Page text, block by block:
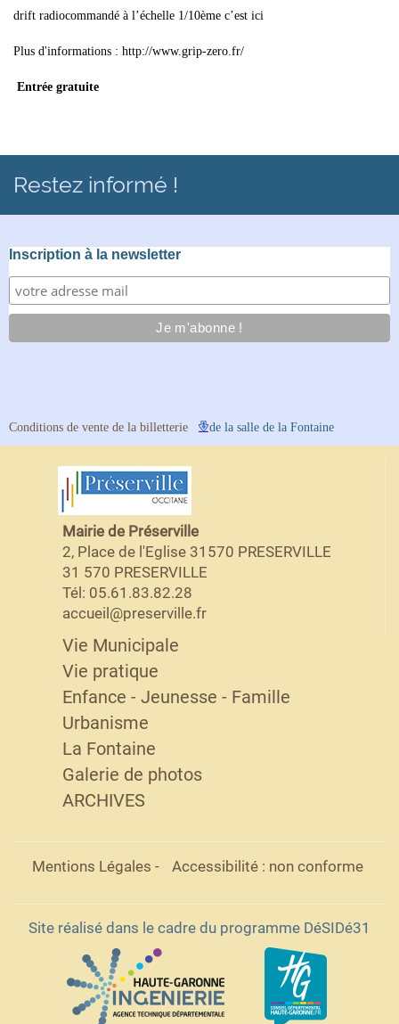
drift radiocommandé à l’échelle 1/10ème c’est ici
Plus d'informations : http://www.grip-zero.fr/
Entrée gratuite
Restez informé !
Inscription à la newsletter
Conditions de vente de la billetterie de la salle de la Fontaine
Mairie de Préserville
2, Place de l'Eglise 31570 PRESERVILLE
31 570 PRESERVILLE
Tél: 05.61.83.82.28
accueil@preserville.fr
Vie Municipale
Vie pratique
Enfance - Jeunesse - Famille
Urbanisme
La Fontaine
Galerie de photos
ARCHIVES
Mentions Légales - Accessibilité : non conforme
Site réalisé dans le cadre du programme DéSIDé31